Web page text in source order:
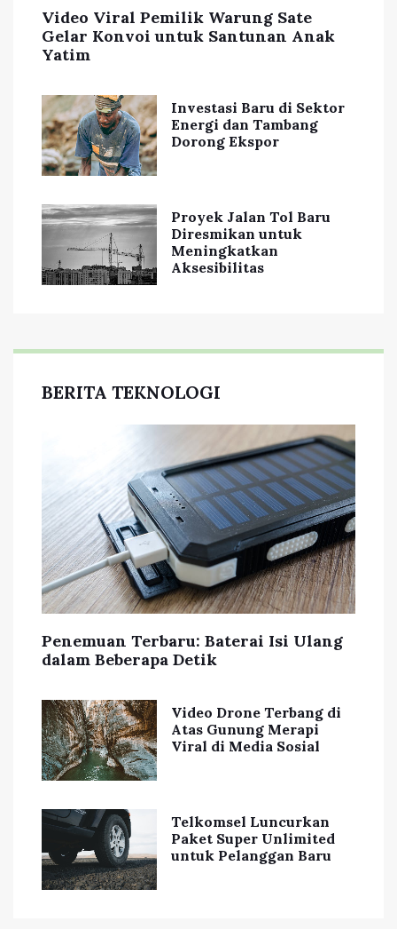
Video Viral Pemilik Warung Sate
Gelar Konvoi untuk Santunan Anak
Yatim
Investasi Baru di Sektor
Energi dan Tambang
Dorong Ekspor
Proyek Jalan Tol Baru
Diresmikan untuk
Meningkatkan
Aksesibilitas
BERITA TEKNOLOGI
Penemuan Terbaru: Baterai Isi Ulang
dalam Beberapa Detik
Video Drone Terbang di
Atas Gunung Merapi
Viral di Media Sosial
Telkomsel Luncurkan
Paket Super Unlimited
untuk Pelanggan Baru